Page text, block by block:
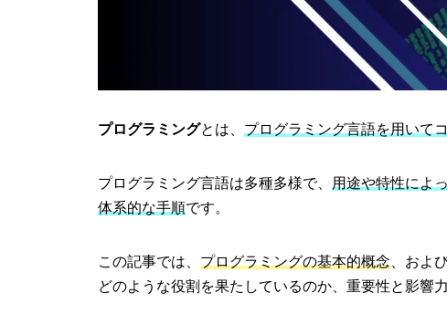
プログラミングとは、 プログラミング言語を用いて
プログラミング言語は多種多様で、 用途や特性によ
体系的な手順です。
この記事では、 プログラミングの基本的概念 、およ
どのような役割を果たしているのか、重要性と影響